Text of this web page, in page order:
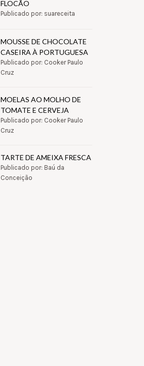
FLOCÃO
Publicado por: suareceita
MOUSSE DE CHOCOLATE
CASEIRA À PORTUGUESA
Publicado por: Cooker Paulo
Cruz
MOELAS AO MOLHO DE
TOMATE E CERVEJA
Publicado por: Cooker Paulo
Cruz
TARTE DE AMEIXA FRESCA
Publicado por: Baú da
Conceição